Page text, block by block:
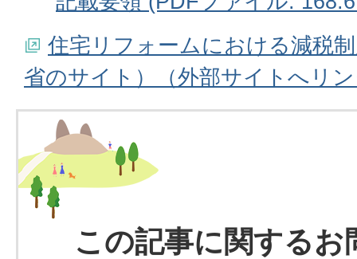
住宅リフォームにおける減税
省のサイト）（外部サイトへリ
この記事に関するお